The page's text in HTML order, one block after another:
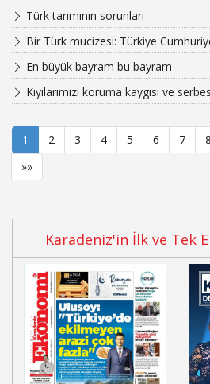
Türk tarımının sorunları
Bir Türk mucizesi: Türkiye
En büyük bayram bu bayram
Kıyılarımızı koruma kaygısı ve
1 2 3 4 5 6 7 8
»»
Karadeniz'in İlk ve Tek